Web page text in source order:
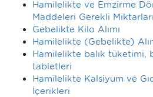
Hamilelikte ve Emzirme
Maddeleri Gerekli
Gebelikte Kilo Alımı
Hamilelikte (Gebelikte)
Hamilelikte balık tüketimi,
tabletleri
Hamilelikte Kalsiyum ve
İçerikleri